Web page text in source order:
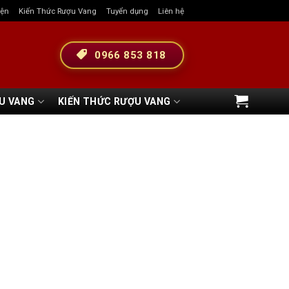
Kiến Thức Rượu Vang Tuyển dụng Liên hệ
0966 853 818
VANG KIẾN THỨC RƯỢU VANG